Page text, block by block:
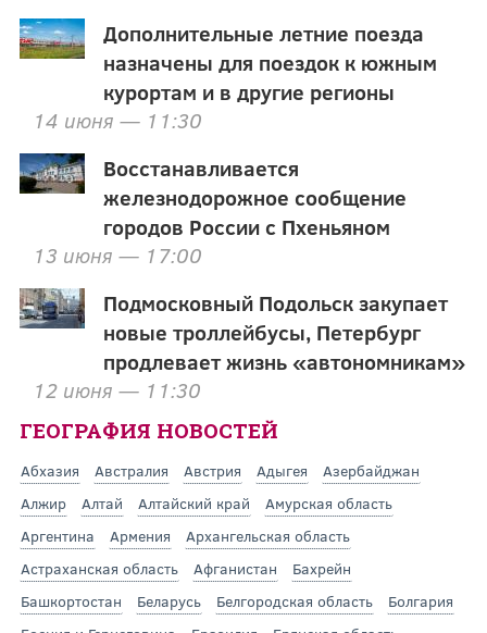
Дополнительные летние поезда
назначены для поездок к южным
курортам и в другие регионы
14 июня — 11:30
Восстанавливается
железнодорожное сообщение
городов России с Пхеньяном
13 июня — 17:00
Подмосковный Подольск закупает
новые троллейбусы, Петербург
продлевает жизнь «автономникам»
12 июня — 11:30
ГЕОГРАФИЯ НОВОСТЕЙ
Абхазия Австралия Австрия Адыгея
Азербайджан
Алжир
Алтай Алтайский край
Амурская область
Аргентина
Армения
Архангельская область
Астраханская область
Афганистан
Бахрейн
Башкортостан
Беларусь Белгородская область
Болгария